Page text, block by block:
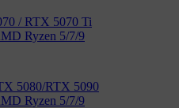
/ RTX 5070 Ti
Ryzen 5/7/9
5080/RTX 5090
Ryzen 5/7/9